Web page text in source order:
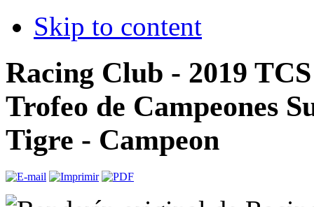
Skip to content
Racing Club - 2019
Trofeo de Campeones
Tigre - Campeon